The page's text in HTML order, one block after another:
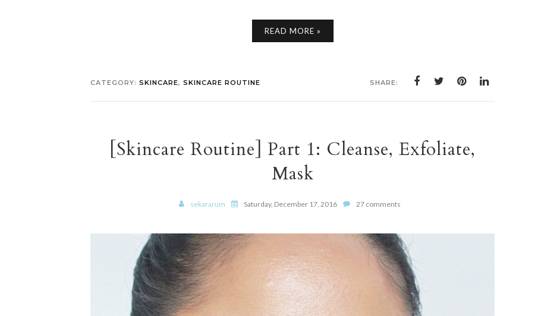
READ MORE »
CATEGORY: SKINCARE, SKINCARE ROUTINE SHARE:
[Skincare Routine] Part 1: Cleanse, Exfoliate,
Mask
sekararum Saturday, December 17, 2016 27 comments